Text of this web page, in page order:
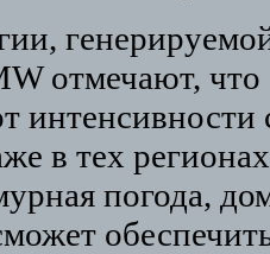
отмечают, что
интенсивности
в тех
погода,